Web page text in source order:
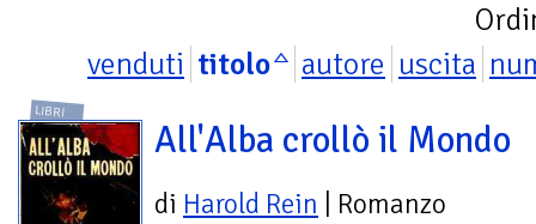
venduti titolo autore uscita
LIBRI
All'Alba crollò il Mondo
di Harold Rein | Romanzo